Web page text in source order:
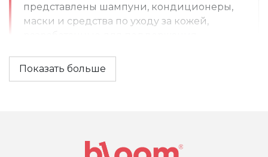
представлены шампуни, кондиционеры,
маски и средства по уходу за кожей,
Каждая формула T-LAB уникальна и
основана на передовых научных
Показать больше